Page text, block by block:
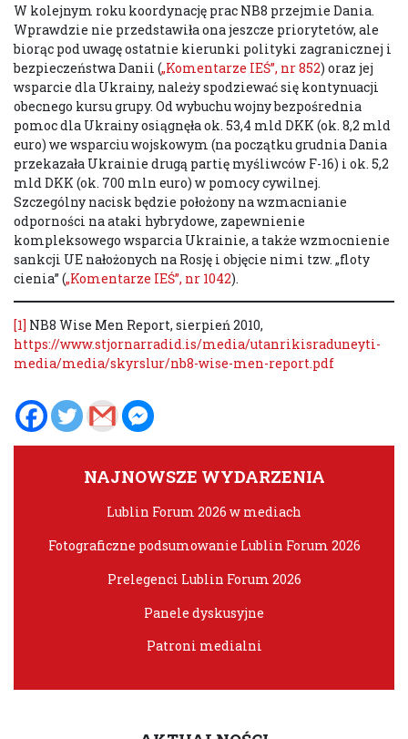
W kolejnym roku koordynację prac NB8 przejmie Dania.
Wprawdzie nie przedstawiła ona jeszcze priorytetów, ale
biorąc pod uwagę ostatnie kierunki polityki zagranicznej i
bezpieczeństwa Danii („Komentarze IEŚ”, nr 852) oraz jej
wsparcie dla Ukrainy, należy spodziewać się kontynuacji
obecnego kursu grupy. Od wybuchu wojny bezpośrednia
pomoc dla Ukrainy osiągnęła ok. 53,4 mld DKK (ok. 8,2 mld
euro) we wsparciu wojskowym (na początku grudnia Dania
przekazała Ukrainie drugą partię myśliwców F-16) i ok. 5,2
mld DKK (ok. 700 mln euro) w pomocy cywilnej.
Szczególny nacisk będzie położony na wzmacnianie
odporności na ataki hybrydowe, zapewnienie
kompleksowego wsparcia Ukrainie, a także wzmocnienie
sankcji UE nałożonych na Rosję i objęcie nimi tzw. „floty
cienia” („Komentarze IEŚ”, nr 1042).
[1] NB8 Wise Men Report, sierpień 2010,
https://www.stjornarradid.is/media/utanrikisraduneyti-
media/media/skyrslur/nb8-wise-men-report.pdf
NAJNOWSZE WYDARZENIA
Lublin Forum 2026 w mediach
Fotograficzne podsumowanie Lublin Forum 2026
Prelegenci Lublin Forum 2026
Panele dyskusyjne
Patroni medialni